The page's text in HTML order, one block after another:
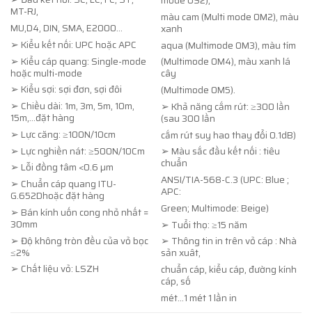
MT-RJ,
MU,D4, DIN, SMA, E2000…
➢ Kiểu kết nối: UPC hoặc APC
➢ Kiểu cáp quang: Single-mode
hoặc multi-mode
➢ Kiểu sợi: sợi đơn, sợi đôi
➢ Chiều dài: 1m, 3m, 5m, 10m,
15m,…đặt hàng
➢ Lực căng: ≥100N/10cm
➢ Lực nghiền nát: ≥500N/10Cm
➢ Lỗi đồng tâm <0.6 µm
➢ Chuẩn cáp quang ITU-
G.652Dhoặc đặt hàng
➢ Bán kính uốn cong nhỏ nhất =
30mm
➢ Độ không tròn đều của vỏ bọc
≤2%
➢ Chất liệu vỏ: LSZH
màu cam (Multi mode OM2), màu
xanh
aqua (Multimode OM3), màu tím
(Multimode OM4), màu xanh lá
cây
(Multimode OM5).
➢ Khả năng cắm rút: ≥300 lần
(sau 300 lần
cắm rút suy hao thay đổi 0.1dB)
➢ Màu sắc đầu kết nối : tiêu
chuẩn
ANSI/TIA-568-C.3 (UPC: Blue ;
APC:
Green; Multimode: Beige)
➢ Tuổi thọ: ≥15 năm
➢ Thông tin in trên vỏ cáp : Nhà
sản xuât,
chuẩn cáp, kiểu cáp, đường kính
cáp, số
mét…1 mét 1 lần in